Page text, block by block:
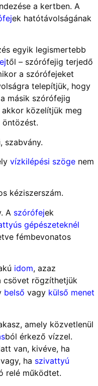
a kertben. A
ek hatótávolságának
egyik legismertebb
től – szórófejig terjedő
a szórófejeket
telepítjük, hogy
másik szórófejig
közelítjük meg
öntözést.
szabvány.
vízkilépési szöge nem
kéziszerszám.
A szórófejek
gépészeteknél
fémbevonatos
idom, azaz
csövet rögzíthetjük
belső vagy külső menet
amely közvetlenül
ból érkező vízzel.
van, kivéve, ha
ha szivattyú
relé működtet.